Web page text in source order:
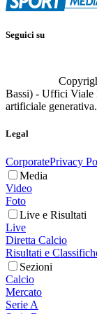
Seguici su
Bassi) - Uffici Viale
artificiale
Legal
CorporatePrivacy
Media
Video
Foto
Live e Risultati
Live
Diretta Calcio
Risultati e
Sezioni
Calcio
Mercato
Serie A